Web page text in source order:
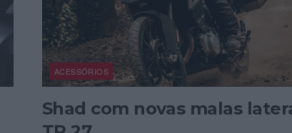
ACESSÓRIOS
Shad com novas malas